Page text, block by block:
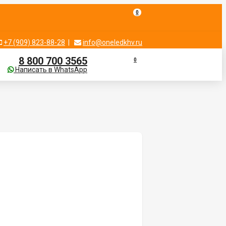
0
+7 (909) 823-88-28 info@oneledkhv.ru
8 800 700 3565
Написать в WhatsApp
0